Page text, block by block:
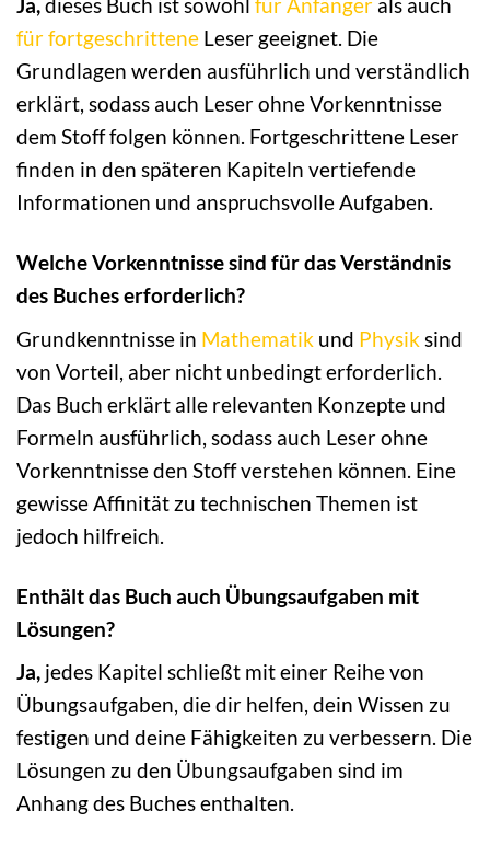
Ja,dieses Buch ist sowohl für Anfänger als auch
für fortgeschrittene Leser geeignet. Die
Grundlagen werden ausführlich und verständlich
erklärt, sodass auch Leser ohne Vorkenntnisse
dem Stoff folgen können. Fortgeschrittene Leser
finden in den späteren Kapiteln vertiefende
Informationen und anspruchsvolle Aufgaben.
Welche Vorkenntnisse sind für das Verständnis
des Buches erforderlich?
Grundkenntnisse in Mathematik und Physiksind
von Vorteil, aber nicht unbedingt erforderlich.
Das Buch erklärt alle relevanten Konzepte und
Formeln ausführlich, sodass auch Leser ohne
Vorkenntnisse den Stoff verstehen können. Eine
gewisse Affinität zu technischen Themen ist
jedoch hilfreich.
Enthält das Buch auch Übungsaufgaben mit
Lösungen?
Ja, jedes Kapitel schließt mit einer Reihe von
Übungsaufgaben, die dir helfen, dein Wissen zu
festigen und deine Fähigkeiten zu verbessern. Die
Lösungen zu den Übungsaufgaben sind im
Anhang des Buches enthalten.